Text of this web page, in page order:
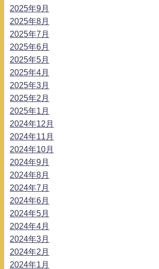
2025年9月
2025年8月
2025年7月
2025年6月
2025年5月
2025年4月
2025年3月
2025年2月
2025年1月
2024年12月
2024年11月
2024年10月
2024年9月
2024年8月
2024年7月
2024年6月
2024年5月
2024年4月
2024年3月
2024年2月
2024年1月